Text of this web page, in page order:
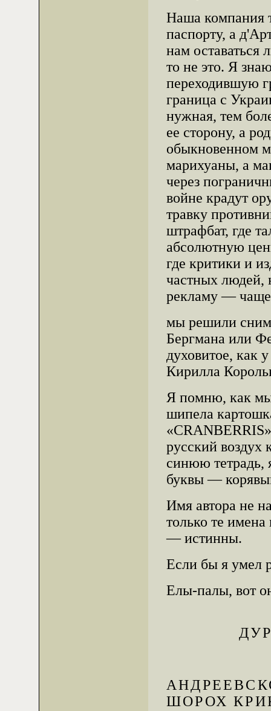
Наша компания
паспорту, а
нам
то не это. Я
переходившую
граница с
нужная, тем
ее сторону, а
обыкновенном
марихуаны, а
через
войне крадут
травку
штрафбат, где
абсолютную
где критики и
частных людей,
рекламу — чаще
мы решили
Бергмана или
духовитое, как
Кирилла
Я помню, как
шипела
русский воздух
синюю тетрадь,
буквы —
Имя автора не
только те
— истинны.
Если бы я умел
Елы-палы, вот
ШОРОХ